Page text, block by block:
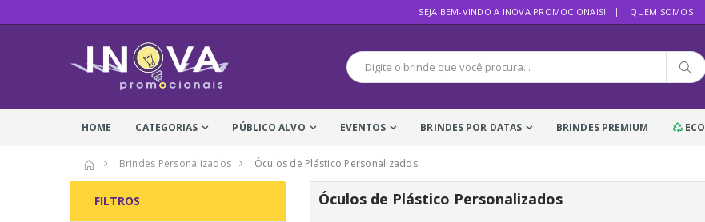
SEJA BEM-VINDO A INOVA PROMOCIONAIS! QUEM SOMOS
HOME CATEGORIAS PÚBLICO ALVO EVENTOS BRINDES POR DATAS BRINDES PREMIUM ECO
Brindes Personalizados Óculos de Plástico Personalizados
Óculos de Plástico Personalizados
FILTROS